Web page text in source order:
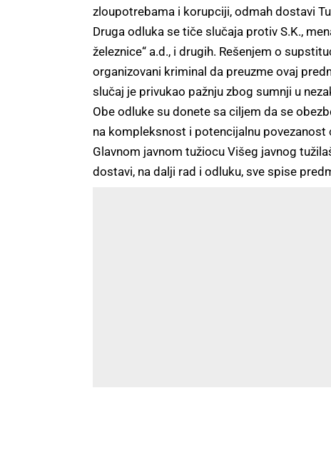
zloupotrebama i korupciji, odmah dostavi
Druga odluka se tiče slučaja protiv S.K.,
železnice“ a.d., i drugih. Rešenjem o
organizovani kriminal da preuzme ovaj
slučaj je privukao pažnju zbog sumnji u
Obe odluke su donete sa ciljem da se
na kompleksnost i potencijalnu
Glavnom javnom tužiocu Višeg javnog
dostavi, na dalji rad i odluku, sve spise